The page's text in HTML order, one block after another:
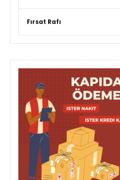
Fırsat Rafı